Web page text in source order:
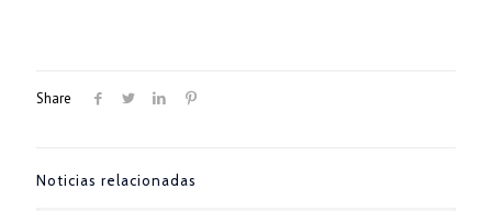
Share
Noticias relacionadas